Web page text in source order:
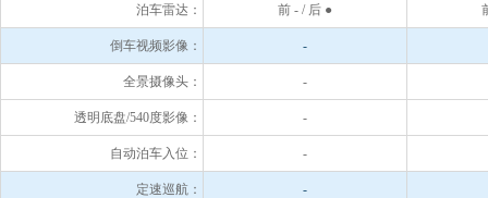
泊车雷达： 前 - / 后 ●
倒车视频影像： -
全景摄像头： -
透明底盘/540度影像： -
自动泊车入位： -
定速巡航： -